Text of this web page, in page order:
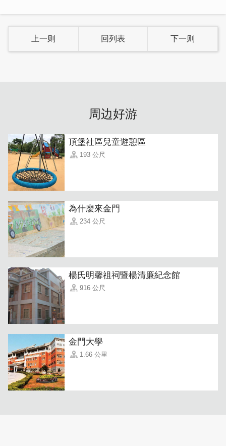
上一则 回列表 下一则
周边好游
頂堡社區兒童遊憩區
193 公尺
為什麼來金門
234 公尺
楊氏明馨祖祠暨楊清廉紀念館
916 公尺
金門大學
1.66 公里